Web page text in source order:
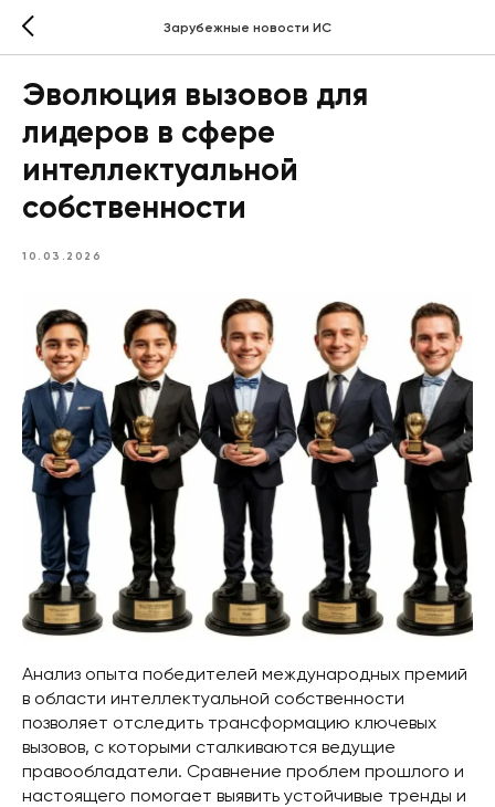
Зарубежные новости ИС
Эволюция вызовов для
лидеров в сфере
интеллектуальной
собственности
10.03.2026
Анализ опыта победителей международных премий
в области интеллектуальной собственности
позволяет отследить трансформацию ключевых
вызовов, с которыми сталкиваются ведущие
правообладатели. Сравнение проблем прошлого и
настоящего помогает выявить устойчивые тренды и